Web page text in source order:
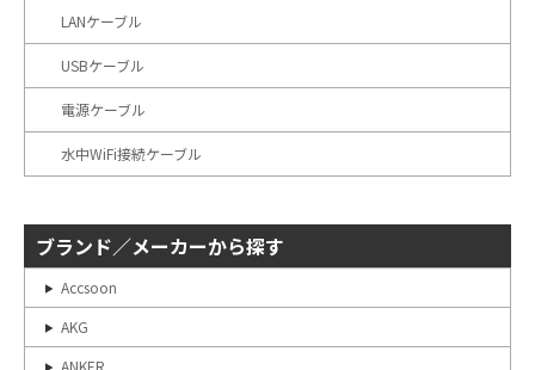
LANケーブル
USBケーブル
電源ケーブル
水中WiFi接続ケーブル
ブランド／メーカーから探す
Accsoon
AKG
ANKER